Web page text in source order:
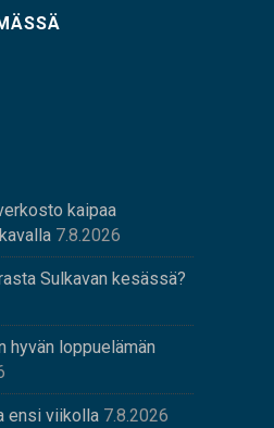
kaipaa
7.8.2026
Sulkavan kesässä?
hyvän loppuelämän
ensi viikolla 7.8.2026